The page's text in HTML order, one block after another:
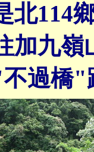
北114
加九嶺
過橋"